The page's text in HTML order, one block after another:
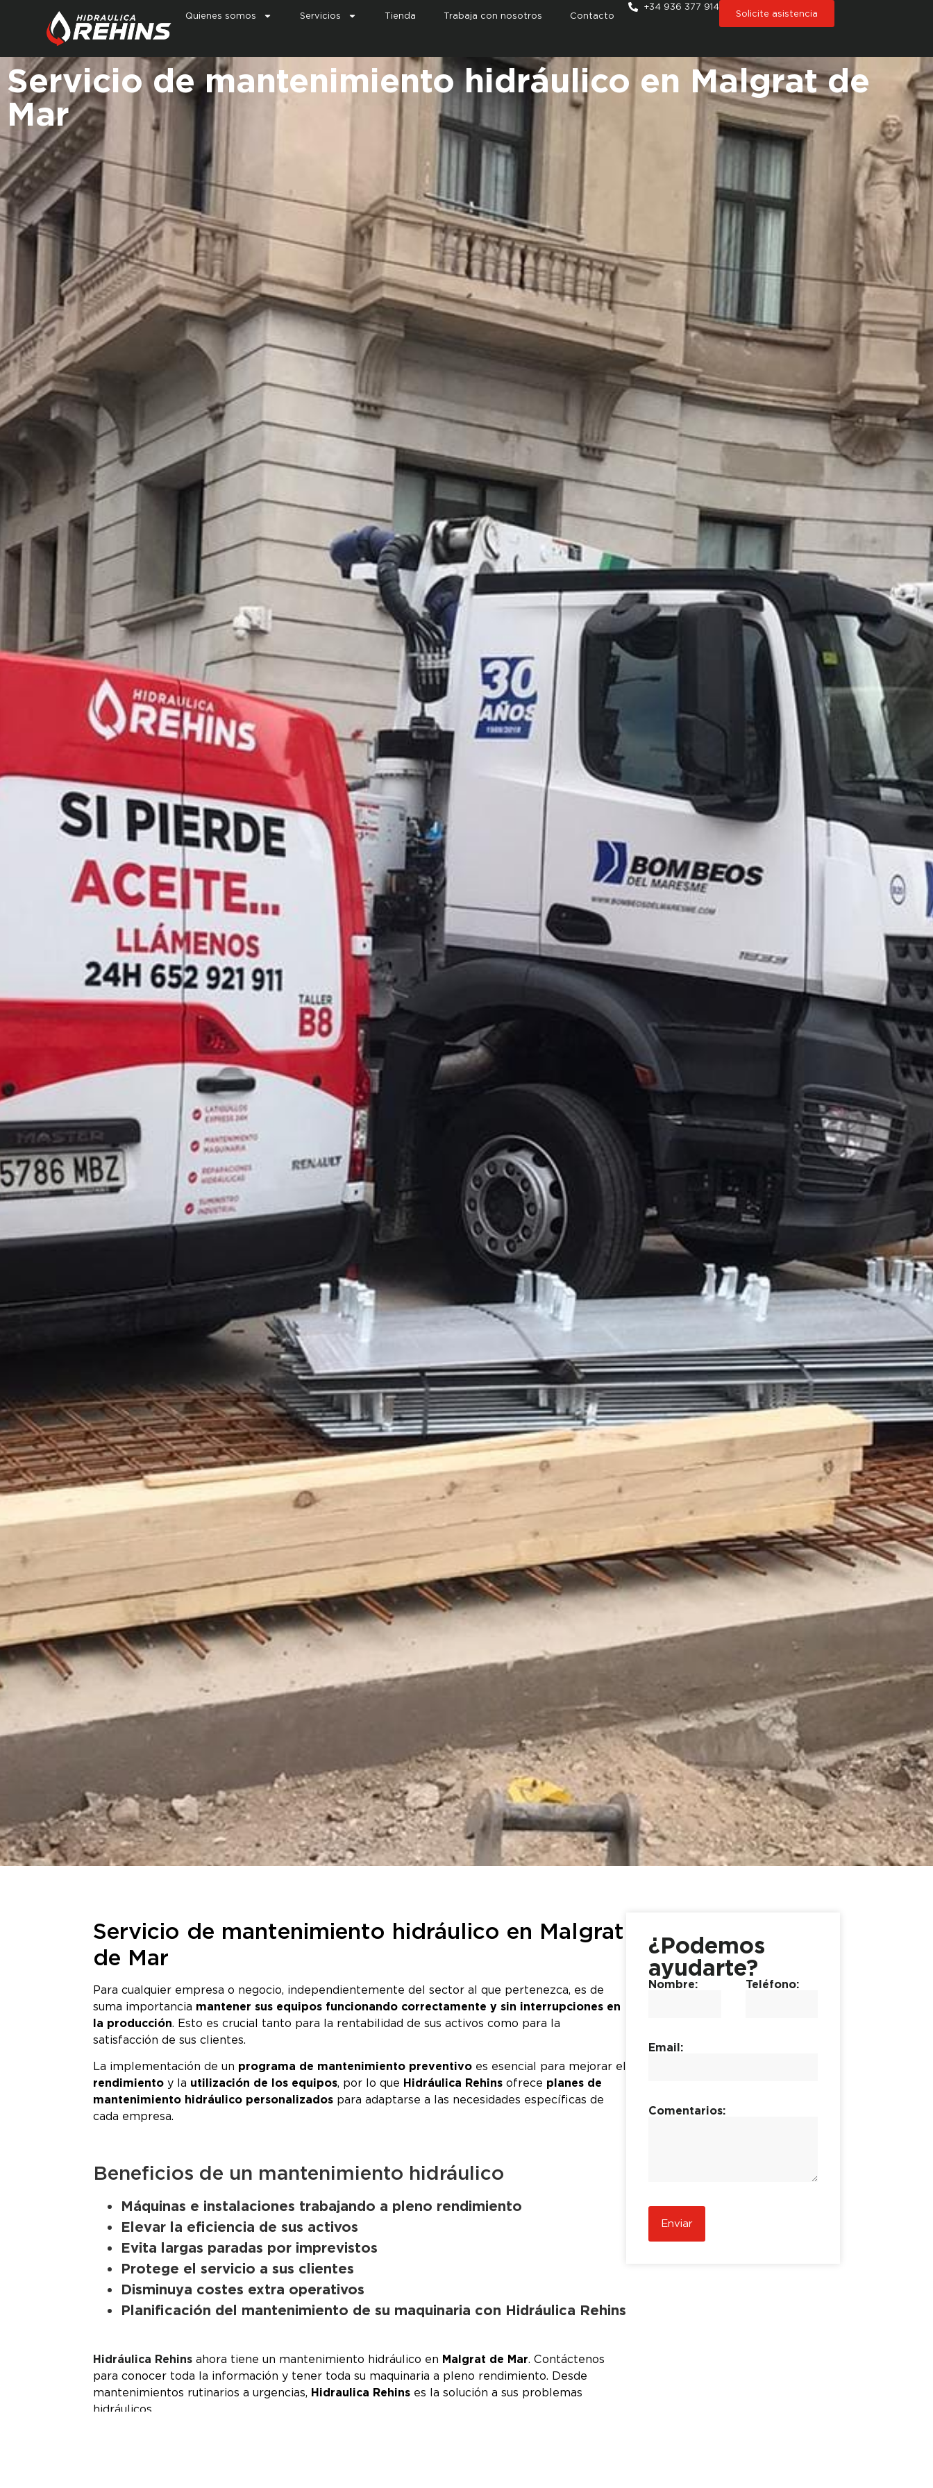
Quienes somos Servicios Tienda Trabaja con nosotros Contacto
+34 936 377 914
Solicite asistencia
Servicio de mantenimiento hidráulico en Malgrat de
Mar
Servicio de mantenimiento hidráulico en Malgrat
de Mar
Para cualquier empresa o negocio, independientemente del sector al que pertenezca, es de
suma importancia mantener sus equipos funcionando correctamente y sin interrupciones en
la producción. Esto es crucial tanto para la rentabilidad de sus activos como para la
satisfacción de sus clientes.
La implementación de un programa de mantenimiento preventivo es esencial para mejorar el
rendimiento y la utilización de los equipos, por lo que Hidráulica Rehinsofrece planes de
mantenimiento hidráulico personalizados para adaptarse a las necesidades específicas de
cada empresa.
Beneficios de un mantenimiento hidráulico
Máquinas e instalaciones trabajando a pleno rendimiento
Elevar la eficiencia de sus activos
Evita largas paradas por imprevistos
Protege el servicio a sus clientes
Disminuya costes extra operativos
Planificación del mantenimiento de su maquinaria con Hidráulica Rehins
Hidráulica Rehins ahora tiene un mantenimiento hidráulico en Malgrat de Mar. Contáctenos
para conocer toda la información y tener toda su maquinaria a pleno rendimiento. Desde
mantenimientos rutinarios a urgencias, Hidraulica Rehins es la solución a sus problemas
hidráulicos.
¿Podemos
ayudarte?
Nombre: Teléfono:
Email:
Comentarios:
Enviar